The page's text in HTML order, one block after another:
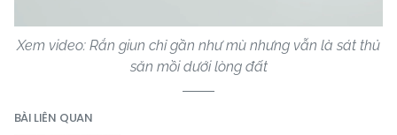
Xem video: Rắn giun chỉ gần như mù nhưng vẫn là sát thủ
săn mồi dưới lòng đất
BÀI LIÊN QUAN